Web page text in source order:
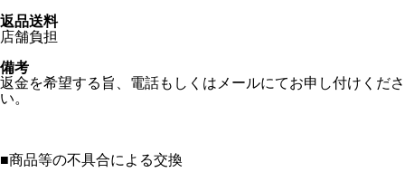
返品送料
店舗負担
備考
返金を希望する旨、電話もしくはメールにてお申し付けくださ
い。
■商品等の不具合による交換